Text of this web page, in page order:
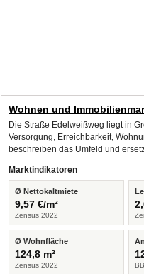
Wohnen und
Die Straße Edelweißweg liegt in
Versorgung, Erreichbarkeit,
beschreiben das Umfeld und
Marktindikatoren
Ø Nettokaltmiete
9,57 €/m²
Zensus 2022
Ø Wohnfläche
124,8 m²
Zensus 2022